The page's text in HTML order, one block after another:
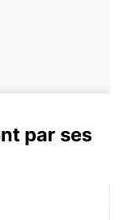
par ses